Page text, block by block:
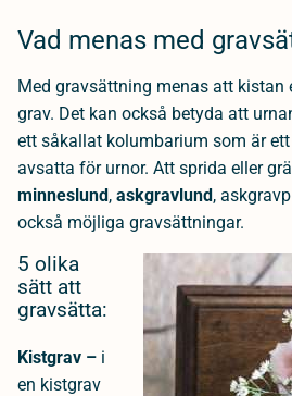
Vad menas med
Med gravsättning menas att kistan
grav. Det kan också betyda att
ett såkallat kolumbarium som är
avsatta för urnor. Att sprida eller
minneslund, askgravlund,
också möjliga gravsättningar.
5 olika
sätt att
gravsätta:
Kistgrav – i
en kistgrav